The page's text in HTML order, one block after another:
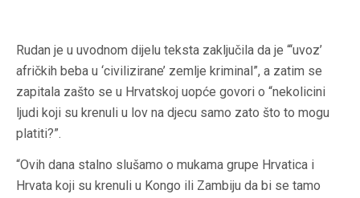
Rudan je u uvodnom dijelu teksta zaključila da je “‘uvoz’
afričkih beba u ‘civilizirane’ zemlje kriminal”, a zatim se
zapitala zašto se u Hrvatskoj uopće govori o “nekolicini
ljudi koji su krenuli u lov na djecu samo zato što to mogu
platiti?”.
“Ovih dana stalno slušamo o mukama grupe Hrvatica i
Hrvata koji su krenuli u Kongo ili Zambiju da bi se tamo